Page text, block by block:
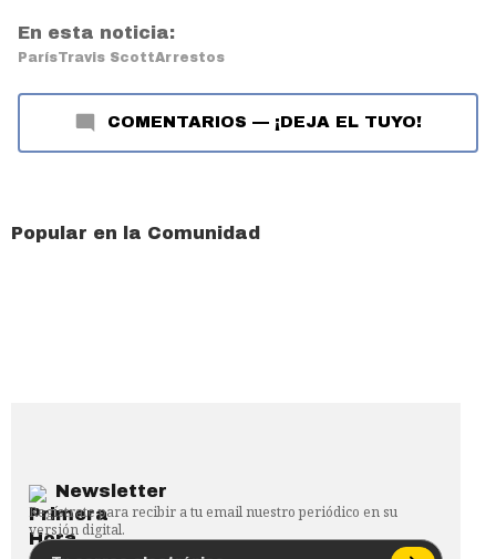
En esta noticia:
ParísTravis ScottArrestos
COMENTARIOS — ¡DEJA EL TUYO!
Popular en la Comunidad
Newsletter
Regístrate para recibir a tu email nuestro periódico en su
versión digital.